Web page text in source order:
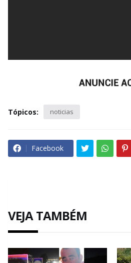
Tópicos: noticias
Facebook
VEJA TAMBÉM